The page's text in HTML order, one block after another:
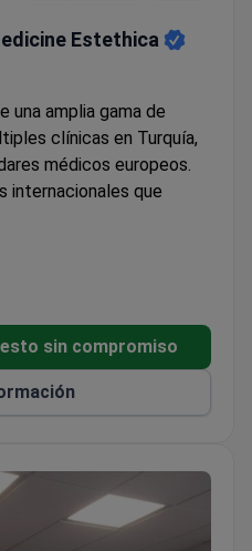
Estethica
una amplia gama de
clínicas en Turquía,
médicos europeos.
internacionales que
disponibles
sin compromiso